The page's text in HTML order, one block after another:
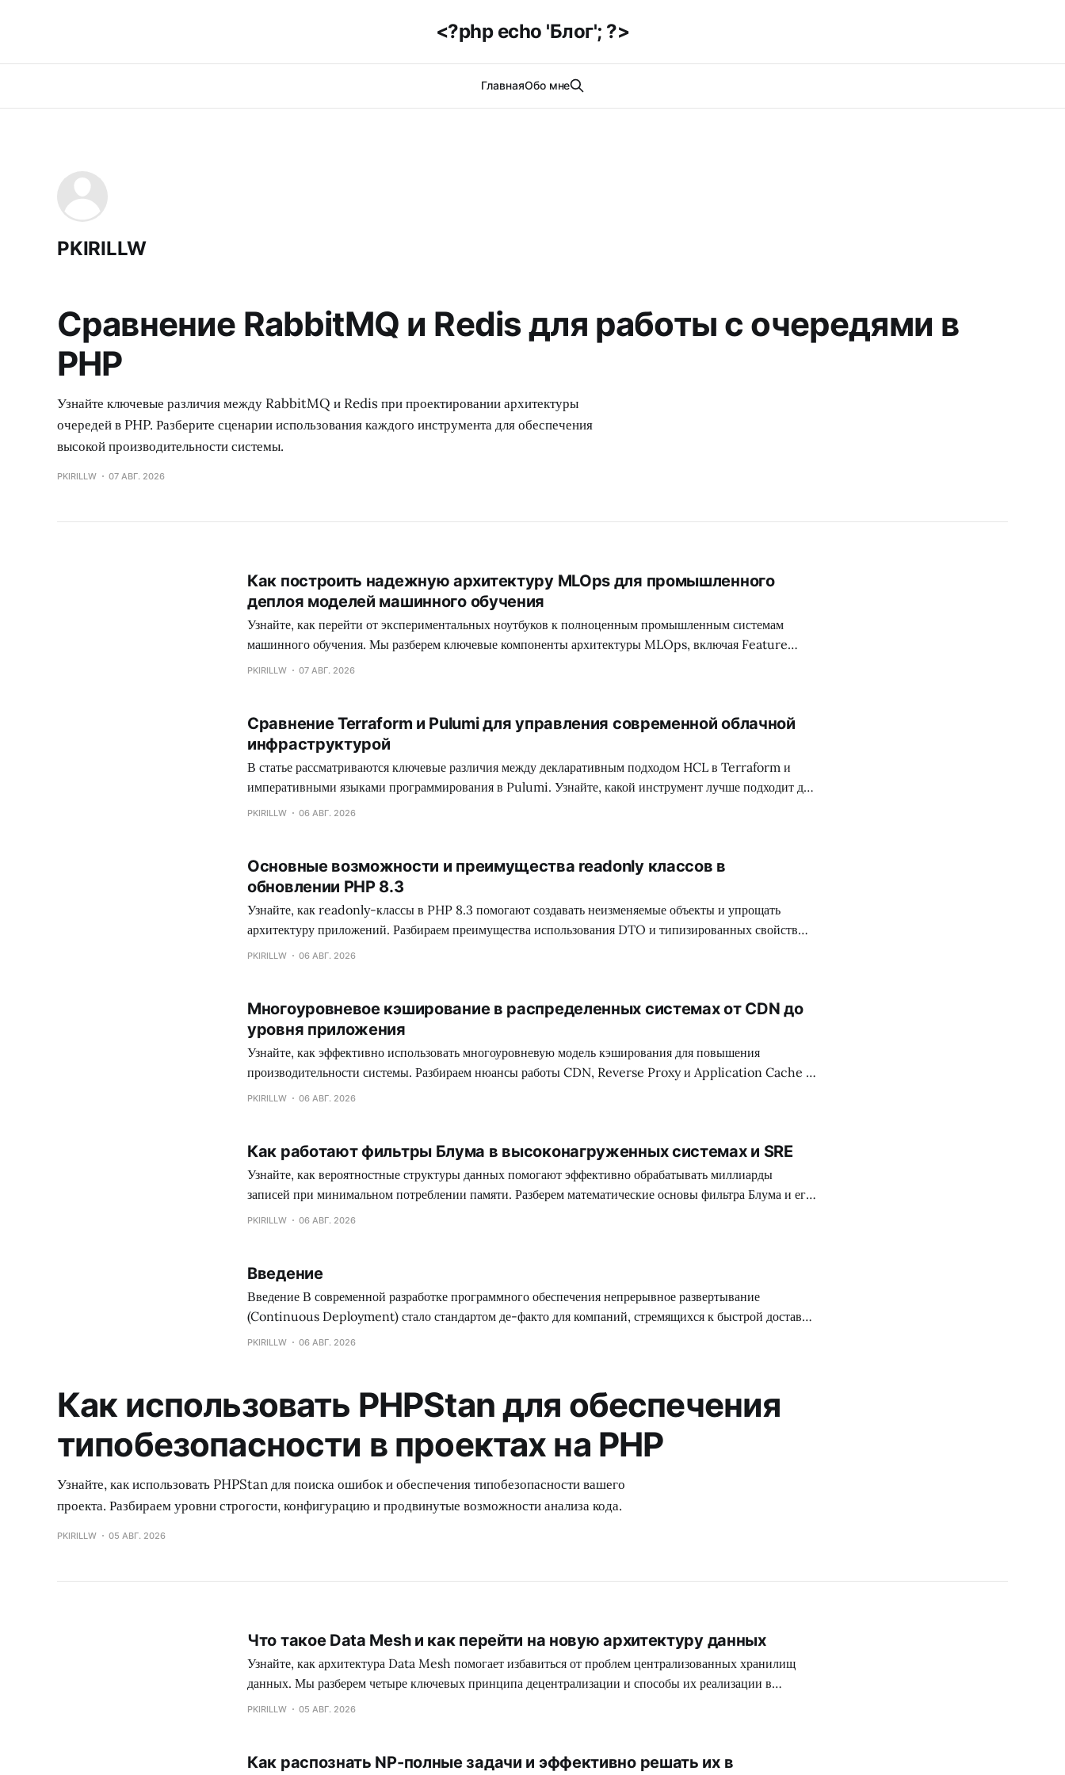
<?php echo 'Блог'; ?>
ГлавнаяОбо мне
PKIRILLW
Сравнение RabbitMQ и Redis для работы с очередями в
PHP
Узнайте ключевые различия между RabbitMQ и Redis при проектировании архитектуры
очередей в PHP. Разберите сценарии использования каждого инструмента для обеспечения
высокой производительности системы.
PKIRILLW 07 АВГ. 2026
Как построить надежную архитектуру MLOps для промышленного
деплоя моделей машинного обучения
Узнайте, как перейти от экспериментальных ноутбуков к полноценным промышленным системам
машинного обучения. Мы разберем ключевые компоненты архитектуры MLOps, включая Feature
Store и стратегии Model Serving.
PKIRILLW 07 АВГ. 2026
Сравнение Terraform и Pulumi для управления современной облачной
инфраструктурой
В статье рассматриваются ключевые различия между декларативным подходом HCL в Terraform и
императивными языками программирования в Pulumi. Узнайте, какой инструмент лучше подходит для
ваших задач автоматизации инфраструктуры в рамках SRE-культуры.
PKIRILLW 06 АВГ. 2026
Основные возможности и преимущества readonly классов в
обновлении PHP 8.3
Узнайте, как readonly-классы в PHP 8.3 помогают создавать неизменяемые объекты и упрощать
архитектуру приложений. Разбираем преимущества использования DTO и типизированных свойств
для повышения надежности систем.
PKIRILLW 06 АВГ. 2026
Многоуровневое кэширование в распределенных системах от CDN до
уровня приложения
Узнайте, как эффективно использовать многоуровневую модель кэширования для повышения
производительности системы. Разбираем нюансы работы CDN, Reverse Proxy и Application Cache в
современных архитектурах.
PKIRILLW 06 АВГ. 2026
Как работают фильтры Блума в высоконагруженных системах и SRE
Узнайте, как вероятностные структуры данных помогают эффективно обрабатывать миллиарды
записей при минимальном потреблении памяти. Разберем математические основы фильтра Блума и его
практическое применение в SRE.
PKIRILLW 06 АВГ. 2026
Введение
Введение В современной разработке программного обеспечения непрерывное развертывание
(Continuous Deployment) стало стандартом де-факто для компаний, стремящихся к быстрой доставке
ценности пользователям. В этом контексте Release Engineering играет ключевую роль: задача
PKIRILLW 06 АВГ. 2026
Как использовать PHPStan для обеспечения
типобезопасности в проектах на PHP
Узнайте, как использовать PHPStan для поиска ошибок и обеспечения типобезопасности вашего
проекта. Разбираем уровни строгости, конфигурацию и продвинутые возможности анализа кода.
PKIRILLW 05 АВГ. 2026
Что такое Data Mesh и как перейти на новую архитектуру данных
Узнайте, как архитектура Data Mesh помогает избавиться от проблем централизованных хранилищ
данных. Мы разберем четыре ключевых принципа децентрализации и способы их реализации в
крупных компаниях.
PKIRILLW 05 АВГ. 2026
Как распознать NP-полные задачи и эффективно решать их в